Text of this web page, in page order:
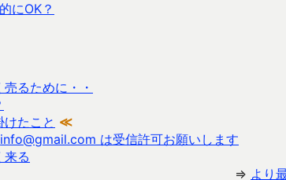
にOK？
るために・・
たこと ≪
は受信許可お願いします
来る
⇒ より